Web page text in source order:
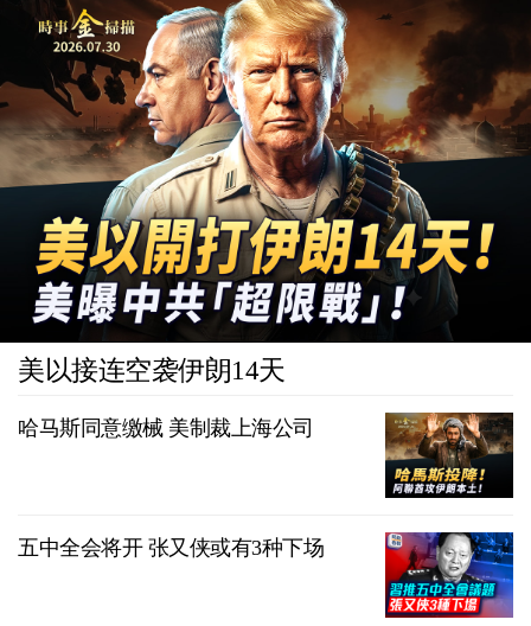
美以接连空袭伊朗14天
哈马斯同意缴械 美制裁上海公司
五中全会将开 张又侠或有3种下场